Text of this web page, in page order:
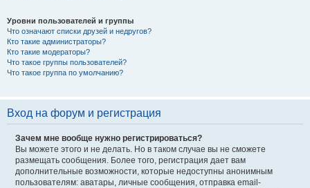
Уровни пользователей и группы
Что означают списки друзей и недругов?
Кто такие администраторы?
Кто такие модераторы?
Что такое группы пользователей?
Что такое группа по умолчанию?
Вход на форум и регистрация
Зачем мне вообще нужно регистрироваться?
Вы можете этого и не делать. Но в таком случае вы не сможете
размещать сообщения. Более того, регистрация дает вам
дополнительные возможности, которые недоступны анонимным
пользователям: аватары, личные сообщения, отправка email-